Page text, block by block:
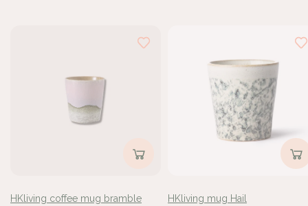
HKliving coffee mug bramble HKliving mug Hail